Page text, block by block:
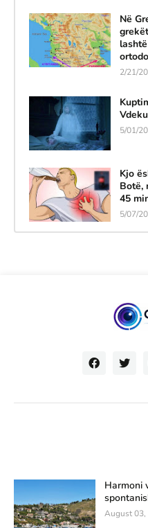
Në
2/21/
5/01/
Kjo
Botë,
45
5/07/
Harmoni
August 03,